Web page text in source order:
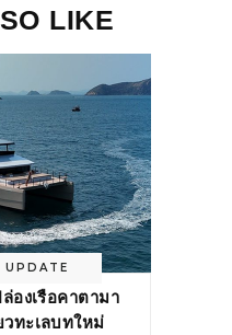
LIKE
UPDATE
ล่องเรือคาตามา
ทะเลบทใหม่